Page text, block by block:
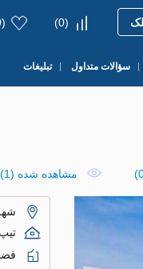
(
0
)
(
سؤالات متداول تبلیغات
) مشاهده شده (1)
تیپ